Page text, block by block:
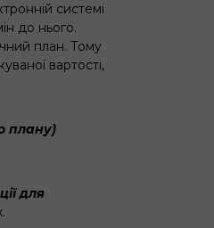
системі
до нього.
план. Тому
вартості,
плану)
для